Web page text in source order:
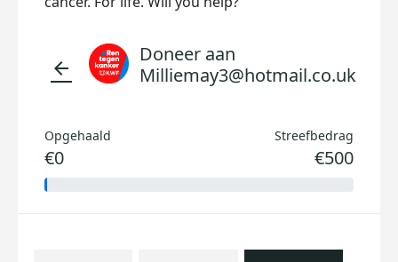
arrow_back
Doneer aan
Milliemay3@hotmail.co.uk
Opgehaald
€0
Streefbedrag
€500